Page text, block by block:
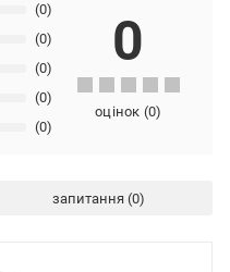
(0)
(0)
(0)
(0)
(0)
0
оцінок (0)
запитання